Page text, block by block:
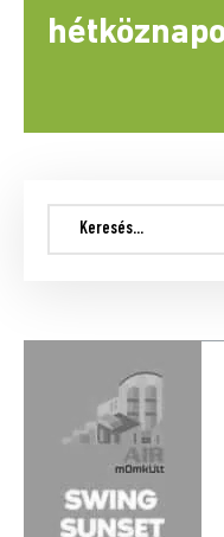
KERESÉSHEZ
KEZDJEN